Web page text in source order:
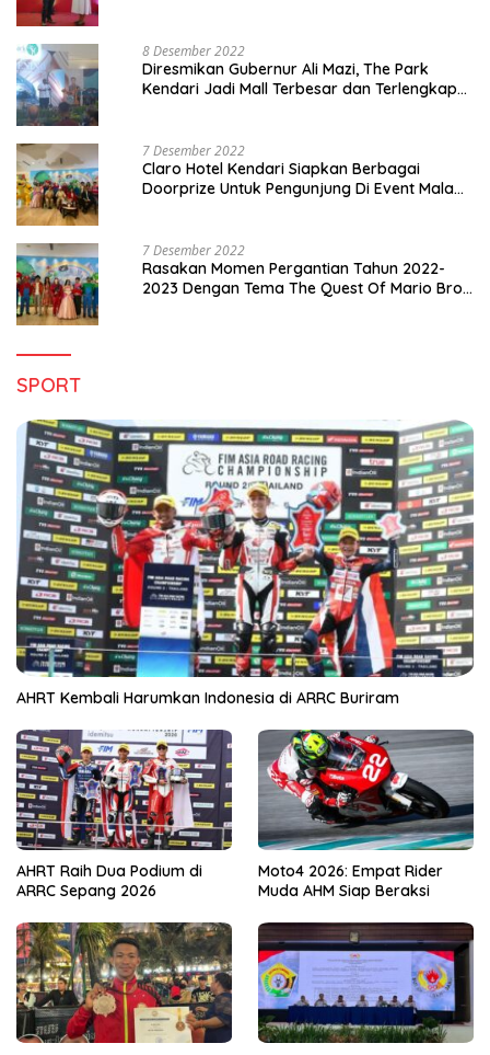
8 Desember 2022
Diresmikan Gubernur Ali Mazi, The Park
Kendari Jadi Mall Terbesar dan Terlengkap
7 Desember 2022
Claro Hotel Kendari Siapkan Berbagai
Doorprize Untuk Pengunjung Di Event Malam
7 Desember 2022
Rasakan Momen Pergantian Tahun 2022-
2023 Dengan Tema The Quest Of Mario Bros
SPORT
AHRT Kembali Harumkan Indonesia di ARRC Buriram
AHRT Raih Dua Podium di
ARRC Sepang 2026
Moto4 2026: Empat Rider
Muda AHM Siap Beraksi